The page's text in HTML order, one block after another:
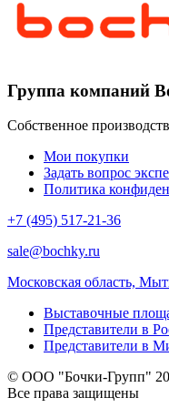
Группа компаний
Собственное
Мои покупки
Задать вопрос
Политика
+7 (495) 517-21-36
sale@bochky.ru
Московская область,
Выставочные
Представители в
Представители в
© ООО "Бочки-Групп"
Все права защищены